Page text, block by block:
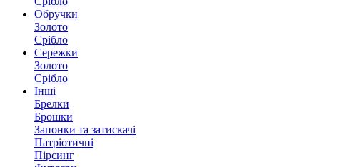
Обручки
Золото
Срібло
Сережки
Золото
Срібло
Інші
Брелки
Брошки
Запонки та затискачі
Патріотичні
Пірсинг